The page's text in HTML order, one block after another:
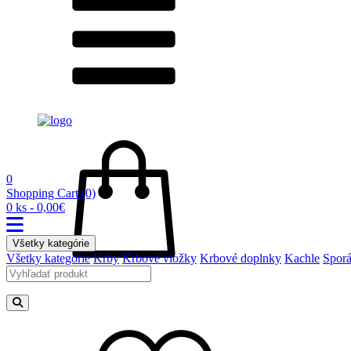
0
Shopping Cart (0)
0 ks - 0,00€
Všetky kategórie
Všetky kategórie Krby Krbové vložky Krbové doplnky Kachle